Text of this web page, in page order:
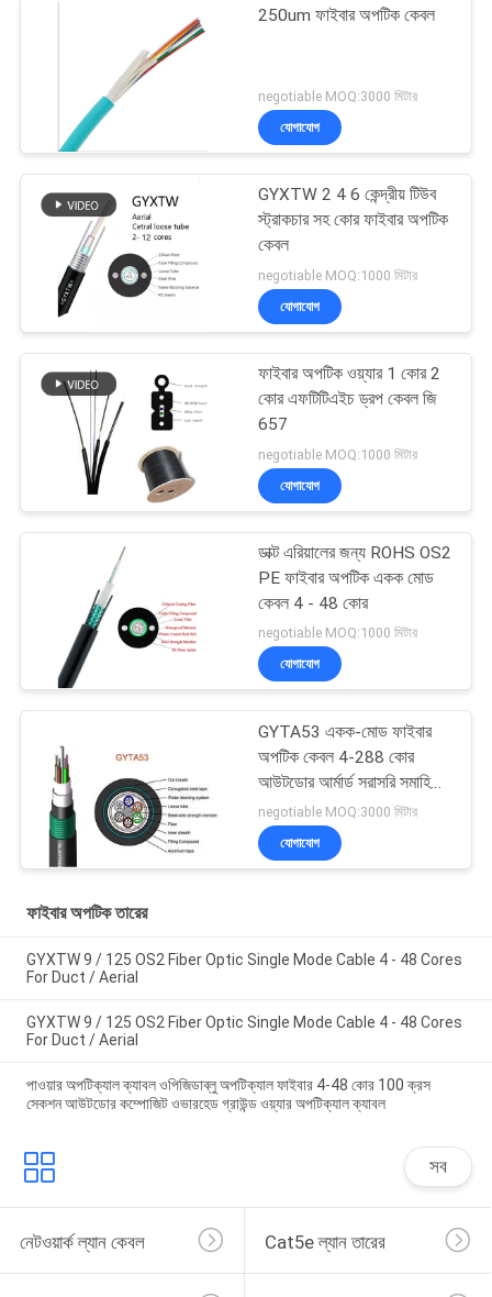
250um ফাইবার অপটিক কেবল
negotiable MOQ:3000 মিটার
যোগাযোগ
GYXTW 2 4 6 কেন্দ্রীয় টিউব
স্ট্রাকচার সহ কোর ফাইবার অপটিক
কেবল
negotiable MOQ:1000 মিটার
যোগাযোগ
ফাইবার অপটিক ওয়্যার 1 কোর 2
কোর এফটিটিএইচ ড্রপ কেবল জি
657
negotiable MOQ:1000 মিটার
যোগাযোগ
ডাক্ট এরিয়ালের জন্য ROHS OS2
PE ফাইবার অপটিক একক মোড
কেবল 4 - 48 কোর
negotiable MOQ:1000 মিটার
যোগাযোগ
GYTA53 একক-মোড ফাইবার
অপটিক কেবল 4-288 কোর
আউটডোর আর্মার্ড সরাসরি সমাহিত
ফাইবার অপটিক কেবলের কারখানা
সরাসরি বিক্রয়
negotiable MOQ:3000 মিটার
যোগাযোগ
ফাইবার অপটিক তারের
GYXTW 9 / 125 OS2 Fiber Optic Single Mode Cable 4 - 48 Cores
For Duct / Aerial
GYXTW 9 / 125 OS2 Fiber Optic Single Mode Cable 4 - 48 Cores
For Duct / Aerial
পাওয়ার অপটিক্যাল ক্যাবল ওপিজিডাব্লু অপটিক্যাল ফাইবার 4-48 কোর 100 ক্রস
সেকশন আউটডোর কম্পোজিট ওভারহেড গ্রাউন্ড ওয়্যার অপটিক্যাল ক্যাবল
সব
নেটওয়ার্ক ল্যান কেবল Cat5e ল্যান তারের